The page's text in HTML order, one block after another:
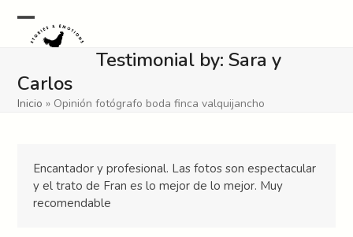
contentOpen
menu
Close
menu
Testimonial by: Sara y
Carlos
Inicio » Opinión fotógrafo boda finca valquijancho
Encantador y profesional. Las fotos son espectacular
y el trato de Fran es lo mejor de lo mejor. Muy
recomendable